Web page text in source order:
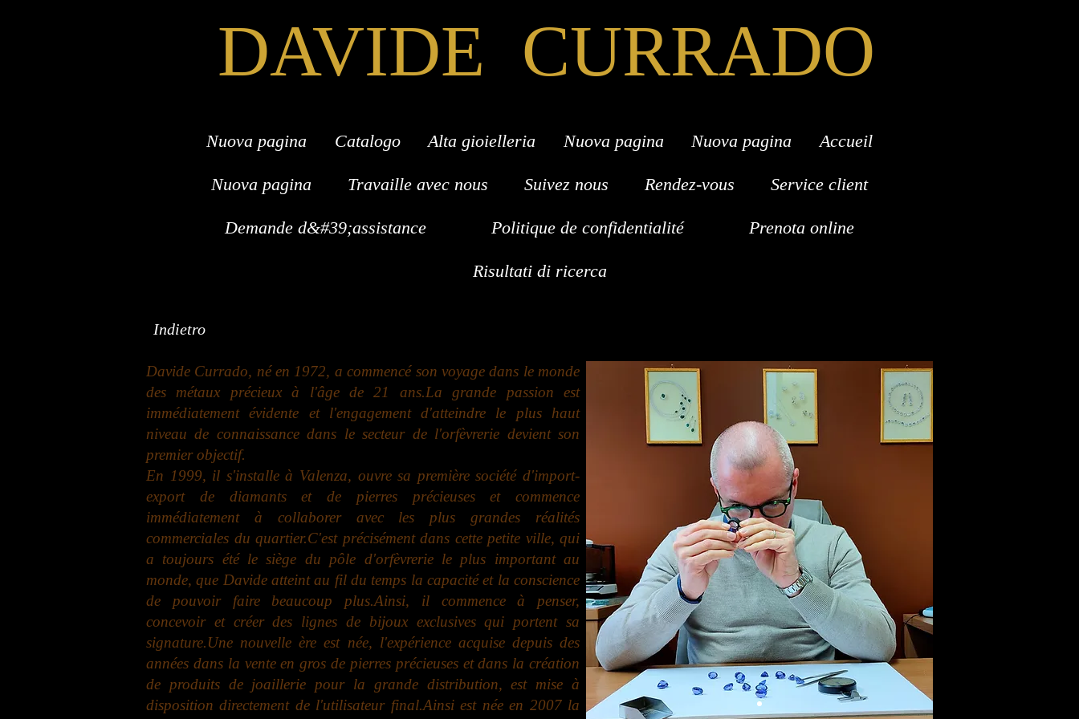
DAVIDE CURRADO
Nuova pagina Catalogo Alta gioielleria Nuova pagina Nuova pagina Accueil
Nuova pagina Travaille avec nous Suivez nous Rendez-vous Service client
Demande d&#39;assistance Politique de confidentialité Prenota online
Risultati di ricerca
Indietro
Davide Currado, né en 1972, a commencé son voyage dans le monde
des métaux précieux à l'âge de 21 ans.La grande passion est
immédiatement évidente et l'engagement d'atteindre le plus haut
niveau de connaissance dans le secteur de l'orfèvrerie devient son
premier objectif.
En 1999, il s'installe à Valenza, ouvre sa première société d'import-
export de diamants et de pierres précieuses et commence
immédiatement à collaborer avec les plus grandes réalités
commerciales du quartier.C'est précisément dans cette petite ville, qui
a toujours été le siège du pôle d'orfèvrerie le plus important au
monde, que Davide atteint au fil du temps la capacité et la conscience
de pouvoir faire beaucoup plus.Ainsi, il commence à penser,
concevoir et créer des lignes de bijoux exclusives qui portent sa
signature.Une nouvelle ère est née, l'expérience acquise depuis des
années dans la vente en gros de pierres précieuses et dans la création
de produits de joaillerie pour la grande distribution, est mise à
disposition directement de l'utilisateur final.Ainsi est née en 2007 la